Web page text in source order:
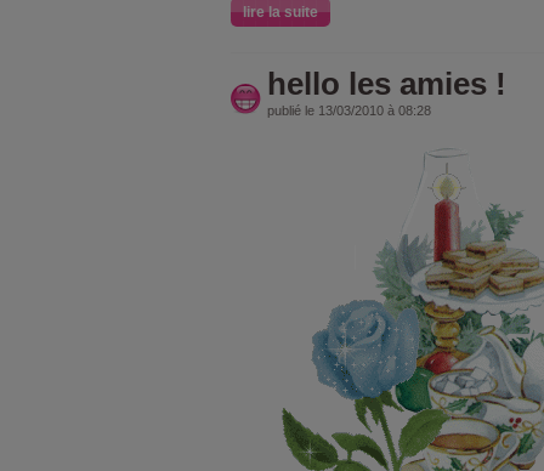
lire la suite
hello les amies !
publié le 13/03/2010 à 08:28